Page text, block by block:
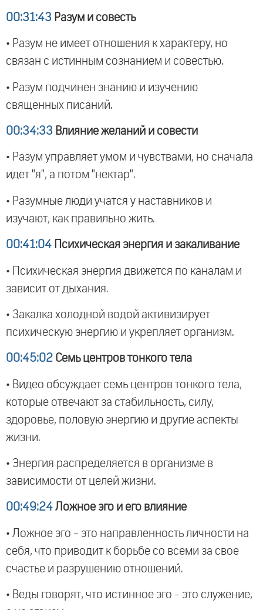
00:31:43 Разум и совесть
• Разум не имеет отношения к характеру, но
связан с истинным сознанием и совестью.
• Разум подчинен знанию и изучению
священных писаний.
00:34:33 Влияние желаний и совести
• Разум управляет умом и чувствами, но сначала
идет "я", а потом "нектар".
• Разумные люди учатся у наставников и
изучают, как правильно жить.
00:41:04 Психическая энергия и закаливание
• Психическая энергия движется по каналам и
зависит от дыхания.
• Закалка холодной водой активизирует
психическую энергию и укрепляет организм.
00:45:02 Семь центров тонкого тела
• Видео обсуждает семь центров тонкого тела,
которые отвечают за стабильность, силу,
здоровье, половую энергию и другие аспекты
жизни.
• Энергия распределяется в организме в
зависимости от целей жизни.
00:49:24 Ложное эго и его влияние
• Ложное эго - это направленность личности на
себя, что приводит к борьбе со всеми за свое
счастье и разрушению отношений.
• Веды говорят, что истинное эго - это служение,